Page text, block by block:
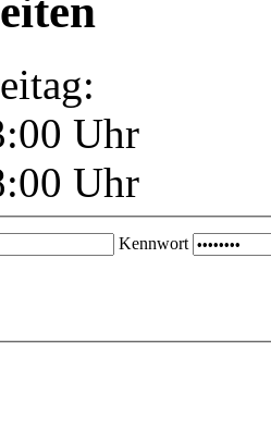
Uhr
Uhr
Kennwort